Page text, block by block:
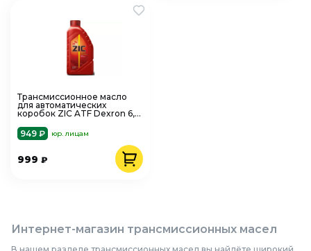
Трансмиссионное масло
для автоматических
коробок ZIC ATF Dexron 6,
949 ₽
юр. лицам
999 ₽
Интернет-магазин трансмиссионных масел